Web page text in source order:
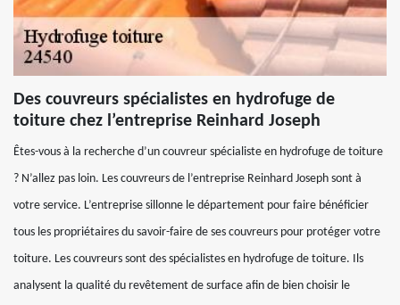
Des couvreurs spécialistes en hydrofuge de
toiture chez l’entreprise Reinhard Joseph
Êtes-vous à la recherche d’un couvreur spécialiste en hydrofuge de toiture
? N’allez pas loin. Les couvreurs de l’entreprise Reinhard Joseph sont à
votre service. L’entreprise sillonne le département pour faire bénéficier
tous les propriétaires du savoir-faire de ses couvreurs pour protéger votre
toiture. Les couvreurs sont des spécialistes en hydrofuge de toiture. Ils
analysent la qualité du revêtement de surface afin de bien choisir le